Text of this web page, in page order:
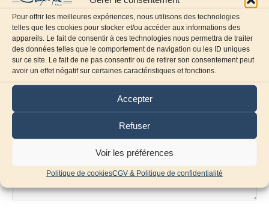
Pour offrir les meilleures expériences, nous utilisons des technologies
telles que les cookies pour stocker et/ou accéder aux informations des
appareils. Le fait de consentir à ces technologies nous permettra de traiter
des données telles que le comportement de navigation ou les ID uniques
sur ce site. Le fait de ne pas consentir ou de retirer son consentement peut
avoir un effet négatif sur certaines caractéristiques et fonctions.
Accepter
Refuser
Voir les préférences
Politique de cookiesCGV & Politique de confidentialité
Laissez un commentaire
Commentaire